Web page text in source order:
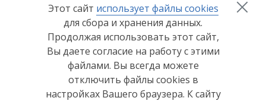
+7 (8412) 65-33-00
info@lerom.ru
Согласие на обработку персональных данных
Политика конфиденциальности
Согласие на обработку персональных данных Яндекс
Этот сайт использует файлы cookies
для сбора и хранения данных.
Продолжая использовать этот сайт,
Вы даете согласие на работу с этими
файлами. Вы всегда можете
отключить файлы cookies в
настройках Вашего браузера. К сайту